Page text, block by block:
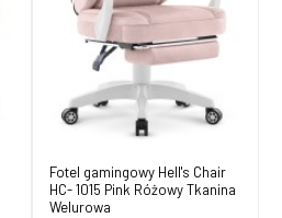
Fotel gamingowy Hell's Chair
HC- 1015 Pink Różowy Tkanina
Welurowa